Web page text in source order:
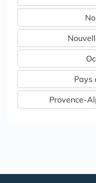
Pays
Provence-